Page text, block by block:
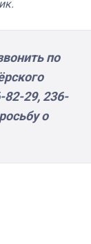
по
82-29, 236-
о